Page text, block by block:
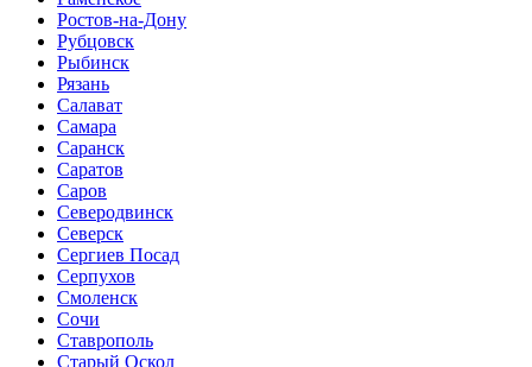
Ростов-на-Дону
Рубцовск
Рыбинск
Рязань
Салават
Самара
Саранск
Саратов
Саров
Северодвинск
Северск
Сергиев Посад
Серпухов
Смоленск
Сочи
Ставрополь
Старый Оскол